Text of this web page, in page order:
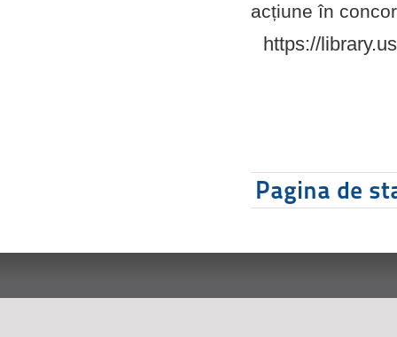
acțiune în
https://
Pagina de